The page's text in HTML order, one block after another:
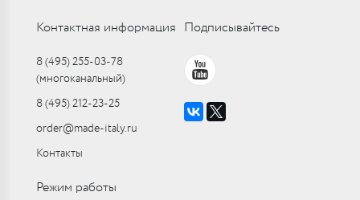
Контактная информация
8 (495) 255-03-78
(многоканальный)
8 (495) 212-23-25
order@made-italy.ru
Контакты
Подписывайтесь
Режим работы